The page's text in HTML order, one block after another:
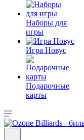
Наборы для
игры
Игра Новус
Подарочные
карты